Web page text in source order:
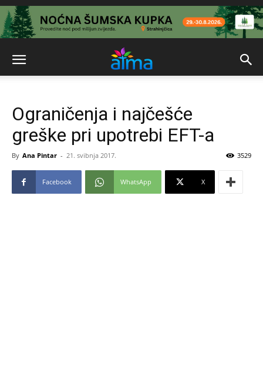
Ograničenja i najčešće
greške pri upotrebi EFT-a
By Ana Pintar - 21. svibnja 2017. 3529
Facebook WhatsApp X